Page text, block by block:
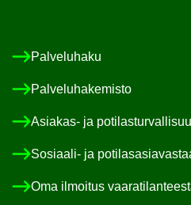
Pal­ve­lu­ha­ku
Pal­ve­lu­ha­ke­mis­to
Asiakas-​ ja
Sosiaali-​ ja
Oma il­moi­tus